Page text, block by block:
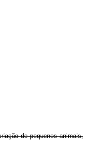
de pequenos animais,